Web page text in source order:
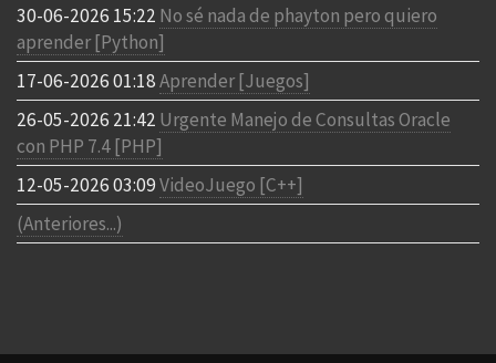
30-06-2026 15:22 No sé nada de phayton pero quiero
aprender [Python]
17-06-2026 01:18Aprender [Juegos]
26-05-2026 21:42 Urgente Manejo de Consultas Oracle
con PHP 7.4 [PHP]
12-05-2026 03:09VideoJuego [C++]
(Anteriores...)